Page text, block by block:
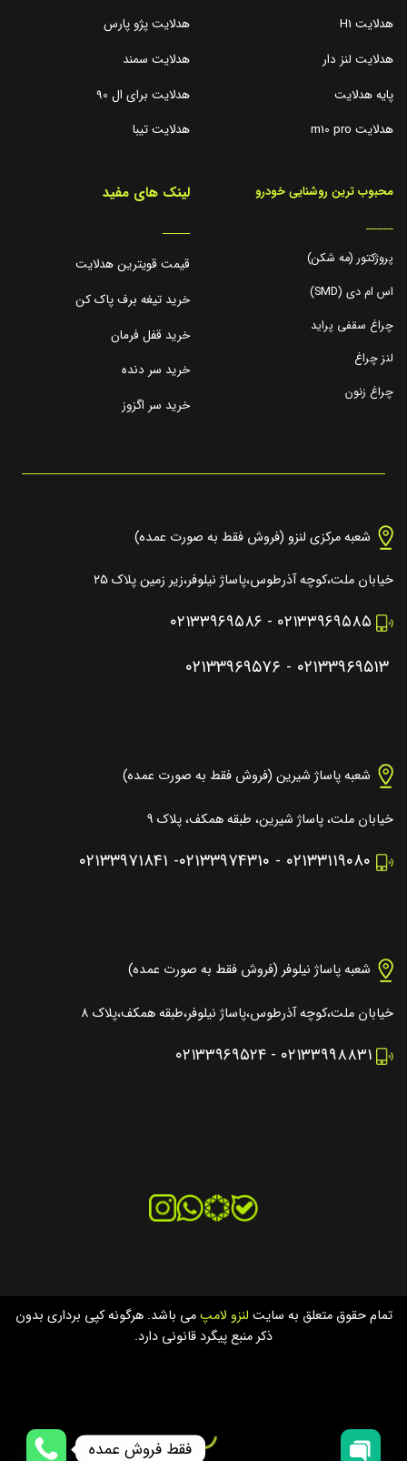
هدلایت H1
هدلایت لنز دار
پایه هدلایت
هدلایت m10 pro
هدلایت پژو پارس
هدلایت سمند
هدلایت برای ال 90
هدلایت تیبا
محبوب ترین روشنایی خودرو
_____
پروژکتور (مه شکن)
اس ام دی (SMD)
چراغ سقفی پراید
لنز چراغ
چراغ زنون
لینک های مفید
_____
قیمت قویترین هدلایت
خرید تیغه برف پاک کن
خرید قفل فرمان
خرید سر دنده
خرید سر اگزوز
شعبه مرکزی لنزو (فروش فقط به صورت عمده)
خیابان ملت،کوچه آذرطوس،پاساژ نیلوفر،زیر زمین پلاک ۲۵
۰۲۱۳۳۹۶۹۵۸۵ - ۰۲۱۳۳۹۶۹۵۸۶
۰۲۱۳۳۹۶۹۵۱۳ - ۰۲۱۳۳۹۶۹۵۷۶
شعبه پاساژ شیرین (فروش فقط به صورت عمده)
خیابان ملت، پاساژ شیرین، طبقه همکف، پلاک ۹
۰۲۱۳۳۱۱۹۰۸۰ - ۰۲۱۳۳۹۷۴۳۱۰- ۰۲۱۳۳۹۷۱۸۴۱
شعبه پاساژ نیلوفر (فروش فقط به صورت عمده)
خیابان ملت،کوچه آذرطوس،پاساژ نیلوفر،طبقه همکف،پلاک ۸
۰۲۱۳۳۹۹۸۸۳۱ - ۰۲۱۳۳۹۶۹۵۲۴
تمام حقوق متعلق به سایت لنزو لامپمی باشد. هرگونه کپی برداری بدون
ذکر منبع پیگرد قانونی دارد.
فقط فروش عمده